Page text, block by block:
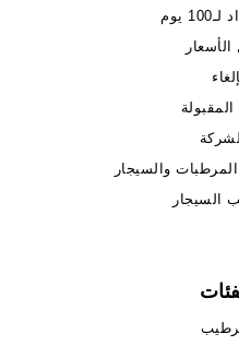
يوم
والسيجار
السيجار